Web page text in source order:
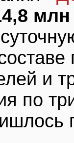
и
по